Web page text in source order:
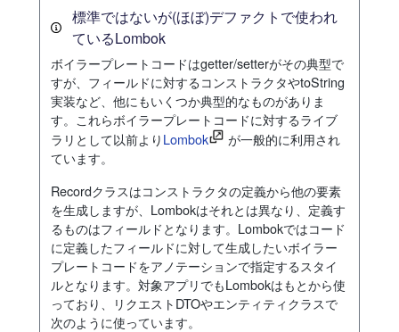
標準ではないが(ほぼ)デファクトで使われ
ているLombok
ボイラープレートコードはgetter/setterがその典型で
すが、フィールドに対するコンストラクタやtoString
実装など、他にもいくつか典型的なものがありま
す。これらボイラープレートコードに対するライブ
ラリとして以前よりLombok
が一般的に利用され
ています。
Recordクラスはコンストラクタの定義から他の要素
を生成しますが、Lombokはそれとは異なり、定義す
るものはフィールドとなります。Lombokではコード
に定義したフィールドに対して生成したいボイラー
プレートコードをアノテーションで指定するスタイ
ルとなります。対象アプリでもLombokはもとから使
っており、リクエストDTOやエンティティクラスで
次のように使っています。